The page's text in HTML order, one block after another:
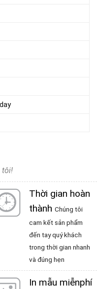
tôi!
Thời gian hoàn
thành Chúng tôi
cam kết sản phẩm
đến tay quý khách
trong thời gian nhanh
và đúng hẹn
In mẫu miễnphí